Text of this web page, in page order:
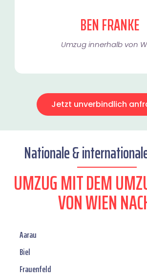
BEN FRANKE
Umzug innerhalb von
Jetzt unverbindlich
Nationale &
UMZUG MIT DEM
VON WIEN
Aarau
Biel
Frauenfeld